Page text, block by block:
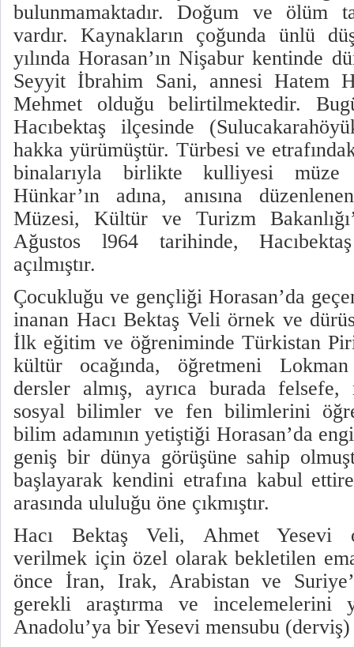
bulunmamaktadır. Doğum ve ölüm
vardır. Kaynakların çoğunda ünlü
yılında Horasan’ın Nişabur kentinde
Seyyit İbrahim Sani, annesi Hatem
Mehmet olduğu belirtilmektedir.
Hacıbektaş ilçesinde
hakka yürümüştür. Türbesi ve
binalarıyla birlikte kulliyesi müze
Hünkar’ın adına, anısına
Müzesi, Kültür ve Turizm
Ağustos l964 tarihinde,
açılmıştır.
Çocukluğu ve gençliği Horasan’da
inanan Hacı Bektaş Veli örnek ve
İlk eğitim ve öğreniminde Türkistan
kültür ocağında, öğretmeni
dersler almış, ayrıca burada felsefe,
sosyal bilimler ve fen bilimlerini
bilim adamının yetiştiği Horasan’da
geniş bir dünya görüşüne sahip
başlayarak kendini etrafına kabul
arasında ululuğu öne çıkmıştır.
Hacı Bektaş Veli, Ahmet Yesevi
verilmek için özel olarak bekletilen
önce İran, Irak, Arabistan ve
gerekli araştırma ve incelemelerini
Anadolu’ya bir Yesevi mensubu